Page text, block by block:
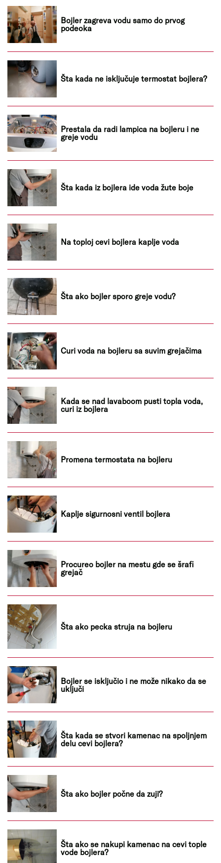
Bojler zagreva vodu samo do prvog
podeoka
Šta kada ne isključuje termostat bojlera?
Prestala da radi lampica na bojleru i ne
greje vodu
Šta kada iz bojlera ide voda žute boje
Na toploj cevi bojlera kaplje voda
Šta ako bojler sporo greje vodu?
Curi voda na bojleru sa suvim grejačima
Kada se nad lavaboom pusti topla voda,
curi iz bojlera
Promena termostata na bojleru
Kaplje sigurnosni ventil bojlera
Procureo bojler na mestu gde se šrafi
grejač
Šta ako pecka struja na bojleru
Bojler se isključio i ne može nikako da se
uključi
Šta kada se stvori kamenac na spoljnjem
delu cevi bojlera?
Šta ako bojler počne da zuji?
Šta ako se nakupi kamenac na cevi tople
vode bojlera?